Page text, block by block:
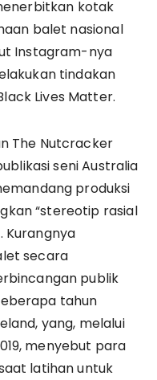
kotak
balet nasional
Instagram-nya
tindakan
Lives Matter.
The Nutcracker
seni Australia
produksi
“stereotip rasial
Kurangnya
secara
publik
tahun
yang, melalui
menyebut para
latihan untuk